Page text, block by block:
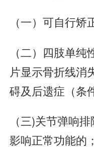
（一）可自行矫
（二）四肢单
片显示骨折线消
碍及后遗症（条
（三)关节弹响
影响正常功能的；